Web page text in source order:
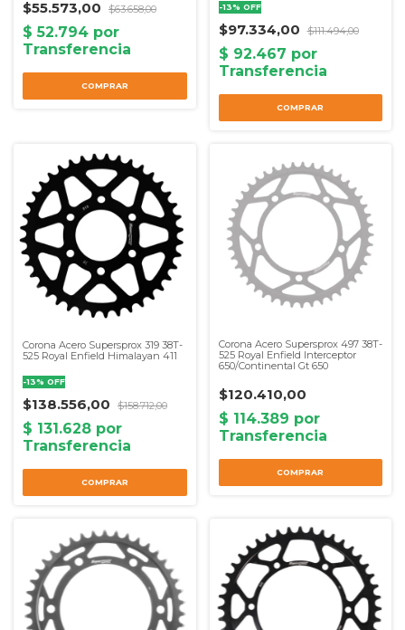
$55.573,00 $63.658,00 -13% OFF
$97.334,00 $111.494,00
Corona Acero Supersprox 319 38T-
525 Royal Enfield Himalayan 411
-13% OFF
$138.556,00 $158.712,00
Corona Acero Supersprox 497 38T-
525 Royal Enfield Interceptor
650/Continental Gt 650
$120.410,00